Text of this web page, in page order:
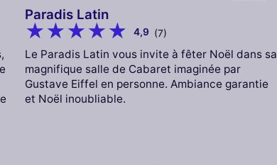
Paradis Latin
4,9 (7)
Le Paradis Latin vous invite à fêter Noël dans sa
magnifique salle de Cabaret imaginée par
Gustave Eiffel en personne. Ambiance garantie
et Noël inoubliable.